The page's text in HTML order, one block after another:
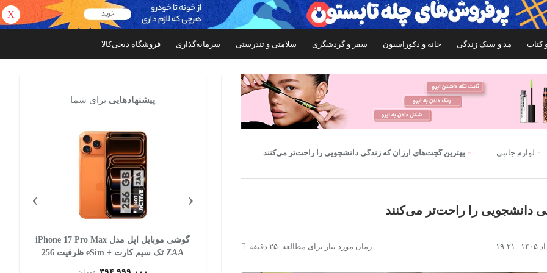
کتاب مد و سبک زندگی خانه و دکوراسیون سفر و گردشگری سلامتی و تندرستی سرمایه‌گذاری فروشگاه دیجی‌کالا
لوازم جانبی
بهترین گجت‌های ارزان که زندگی دانشجویی را راحت‌تر می‌کنند
دانشجویی را راحت‌تر می‌کنند
زمان مورد نیاز برای مطالعه: ۲۵ دقیقه
پیشنهادهایی برای شما
‹
›
بازگشت
X